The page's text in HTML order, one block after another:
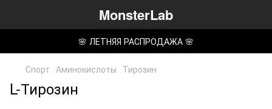
MonsterLab
🌸 ЛЕТНЯЯ РАСПРОДАЖА 🌸
Спорт Аминокислоты Тирозин
L-Тирозин